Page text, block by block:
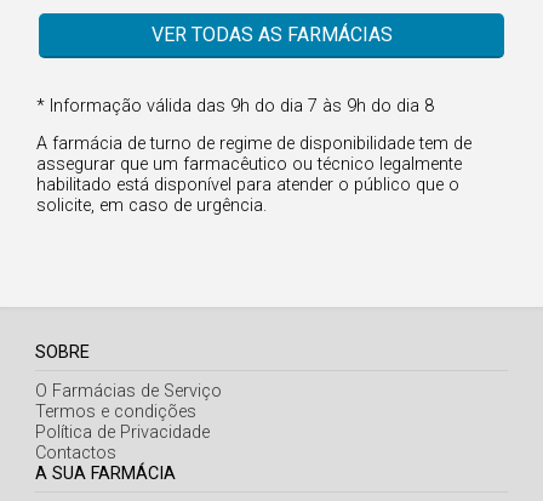
Viana do Castelo
Vila Real
VER TODAS AS FARMÁCIAS
* Informação válida das 9h do dia 7 às 9h do dia 8
A farmácia de turno de regime de disponibilidade tem de
assegurar que um farmacêutico ou técnico legalmente
habilitado está disponível para atender o público que o
solicite, em caso de urgência.
SOBRE
O Farmácias de Serviço
Termos e condições
Política de Privacidade
Contactos
A SUA FARMÁCIA